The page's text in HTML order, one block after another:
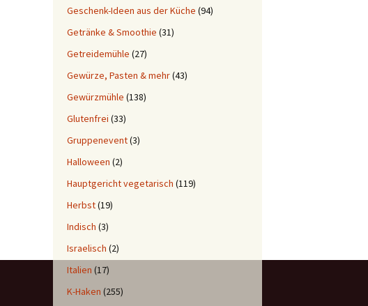
Geschenk-Ideen aus der Küche (94)
Getränke & Smoothie (31)
Getreidemühle (27)
Gewürze, Pasten & mehr(43)
Gewürzmühle (138)
Glutenfrei (33)
Gruppenevent(3)
Halloween (2)
Hauptgericht vegetarisch (119)
Herbst(19)
Indisch (3)
Israelisch (2)
Italien (17)
K-Haken (255)